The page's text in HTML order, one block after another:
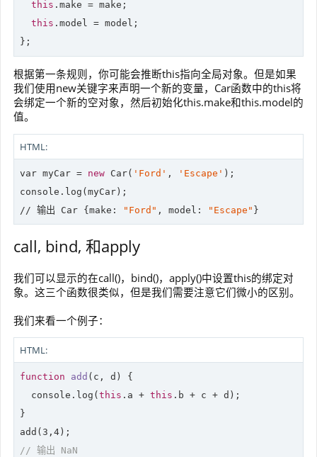
this .make = make;
this .model = model;
根据第一条规则，你可能会推断this指向全局对象。但是如果
我们使用new关键字来声明一个新的变量，Car函数中的this将
会绑定一个新的空对象，然后初始化this.make和this.model的
值。
HTML:
var myCar = new Car( 'Ford' , 'Escape'
console
// 输出 Car {make: "Ford" , model: "Escape"
call, bind, 和apply
我们可以显示的在call()，bind()，apply()中设置this的绑定对
象。这三个函数很类似，但是我们需要注意它们微小的区别。
我们来看一个例子：
HTML:
function add ( c, d ) {
console .log( this .a + this .b + c + d);
}
add( 3 , 4
// 输出 NaN